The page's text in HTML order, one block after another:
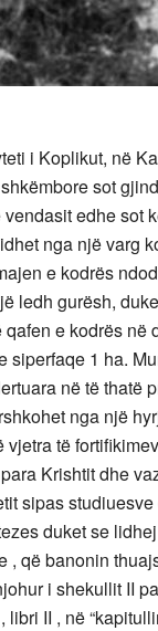
i Koplikut, në
sot
edhe
nga një varg
e kodrës
ledh gurësh,
e kodrës
siperfaqe 1 ha.
në të thatë
nga një
vjetra të
Krishtit dhe
sipas
duket se
, që banonin
i shekullit II
libri II , në